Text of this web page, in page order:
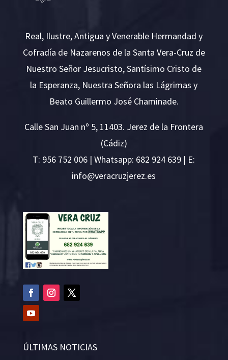
Real, Ilustre, Antigua y Venerable Hermandad y
Cofradía de Nazarenos de la Santa Vera-Cruz de
Nuestro Señor Jesucristo, Santísimo Cristo de
la Esperanza, Nuestra Señora las Lágrimas y
Beato Guillermo José Chaminade.
Calle San Juan nº 5, 11403. Jerez de la Frontera
(Cádiz)
T: 956 752 006 | Whatsapp: 682 924 639 | E:
se.ze
rejzu
rcare
v@ofn
i
ÚLTIMAS NOTICIAS